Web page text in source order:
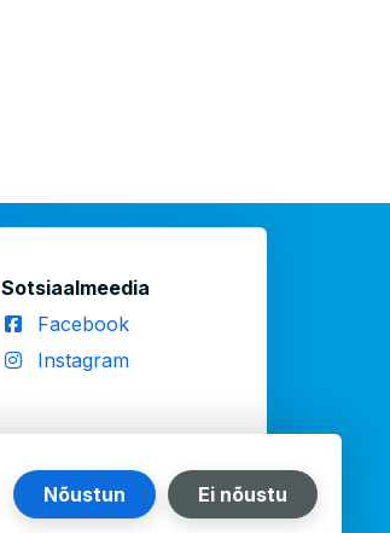
Nõustun Ei nõustu
Sotsiaalmeedia
Facebook
Instagram